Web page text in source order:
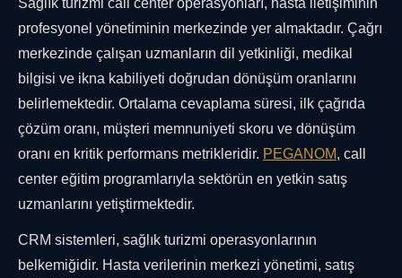
Sağlık turizmi call center operasyonları, hasta iletişiminin
profesyonel yönetiminin merkezinde yer almaktadır. Çağrı
merkezinde çalışan uzmanların dil yetkinliği, medikal
bilgisi ve ikna kabiliyeti doğrudan dönüşüm oranlarını
belirlemektedir. Ortalama cevaplama süresi, ilk çağrıda
çözüm oranı, müşteri memnuniyeti skoru ve dönüşüm
oranı en kritik performans metrikleridir. PEGANOM, call
center eğitim programlarıyla sektörün en yetkin satış
uzmanlarını yetiştirmektedir.
CRM sistemleri, sağlık turizmi operasyonlarının
belkemiğidir. Hasta verilerinin merkezi yönetimi, satış